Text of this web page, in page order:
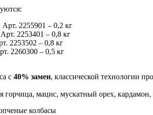
2255901 – 0,2 кг
2253401 – 0,8 кг
2253502 – 0,8 кг
2260300 – 0,5 кг
с 40% замен, классической технологии
горчица, мацис, мускатный орех,
колбасы